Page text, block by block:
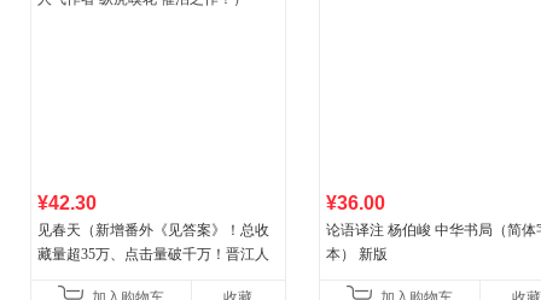
¥42.30
见春天（新增番外《见答案》！总收
藏量超35万、点击量破千万！晋江人
¥36.00
论语译注 杨伯峻 中华书局（简体
本） 新版